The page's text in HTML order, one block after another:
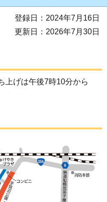
登録日：2024年7月16日
更新日：2026年7月30日
上げは午後7時10分から